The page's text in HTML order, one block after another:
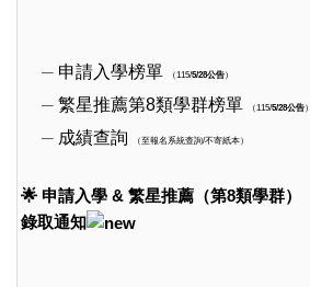
申請入學榜單 （115/5/28公告）
繁星推薦第8類學群榜單 （115/5/28公告）
成績查詢 （至報名系統查詢/不寄紙本）
🌟 申請入學 & 繁星推薦（第8類學群）
錄取通知